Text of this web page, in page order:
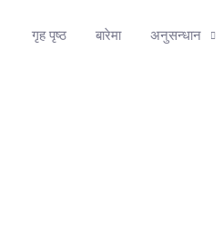
गृह पृष्ठ बारेमा अनुसन्धान